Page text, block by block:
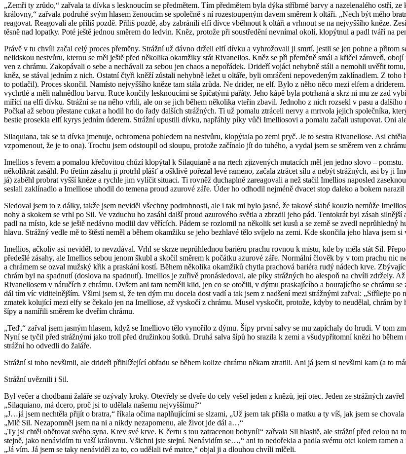
„Zemři ty zrůdo,“ zařvala ta dívka s lesknoucím se předmětem. Tím předmětem byla dýka stříbrné barvy a nazelenalého ostří,
královny,“ zařvala podruhé svým hlasem ženoucím se společně s ní rozestoupeným davem směrem k oltáři. „Nech být mého
reagovat. Reagovali ale příliš pozdě. Příliš pozdě, aby zabránili elfí dívce vběhnout k oltáři a vrhnout se na nejvyššího kněze.
těsně nad lopatky. Poté ještě jednou směrem do ledvin. Kněz, protože při soustředění nevnímal okolí, klopýtnul a padl tváří na
Právě v tu chvíli začal celý proces přeměny. Strážní už dávno drželi elfí dívku a vyhrožovali ji smrtí, jestli se jen pohne a přitom
nelidskou nestvůru, kterou se měl ještě před několika okamžiky stát Rivanellos. Kněz se při přeměně smál a křičel zároveň,
ven z chrámu. Zakopávali o sebe a nechávali za sebou jen chaos a nepořádek. Drideří vojáci nehybně stáli a nemohli uvěřit
kněz, se stával jedním z nich. Ostatní čtyři kněží zůstali nehybně ležet u oltáře, byli omráčeni nepovedeným zaklínadlem. Z
to potlačil). Proces skončil. Namísto nejvyššího kněze tam stála zrůda. Ne drider, ne elf. Bylo z něho něco mezi elfem a
vychrtlé a měli nahnědlou barvu. Ruce končily lesknoucími se špičatými pařáty. Jeho kápě byla potrhaná a skrz ni mu ze zad
mířící na elfí dívku. Strážní se na něho vrhli, ale on se jich během několika vteřin zbavil. Jednoho z nich rozsekl v pasu a
Počkal až sebou přestane cukat a hodil ho do řady dalších strážných. Ti už pomalu ztráceli nervy a mrtvola jejich společníka,
bestie prosekla elfí kyrys jedním úderem. Strážní upustili dívku, napřáhly píky vůči Imelliosovi a pomalu začali ustupovat. Oni
Silaquiana, tak se ta dívka jmenuje, ochromena pohledem na nestvůru, klopýtala po zemi pryč. Je to sestra Rivanellose. Asi
vzpomenout, že je to ona). Trochu jsem odstoupil od sloupu, protože začínalo jít do tuhého, a vydal jsem se směrem ven z
Imellios s řevem a pomalou křečovitou chůzí klopýtal k Silaquianě a na rtech zjizvených mutacích měl jen jedno slovo –
několikrát zasáhl. Po třetím zásahu ji protrhl plášť a ošklivě pořezal levé rameno, začala ztrácet sílu a nebýt strážných, asi by ji
já) zaběhl probrat vyšší kněze a rychle jim vylíčit situaci. Ti rovněž duchaplně zareagovali a než stačil Imellios naposled
seslali zaklínadlo a Imelliose uhodil do temena proud azurové záře. Úder ho odhodil nejméně dvacet stop daleko a bokem
Sledoval jsem to z dálky, takže jsem neviděl všechny podrobnosti, ale i tak mi bylo jasné, že takové slabé kouzlo nemůže
nohy a skokem se vrhl po Sil. Ve vzduchu ho zasáhl další proud azurového světla a zbrzdil jeho pád. Tentokrát byl zásah
padl na místo, kde se ještě nedávno modlil dav věřících. Pádem se rozlomil na několik set kusů a se země se zvedl
hlavu. Strážný vedle mě to štěstí neměl a během okamžiku se jeho bezhlavé tělo svíjelo na zemi. Kde skončila jeho hlava jsem
Imellios, ačkoliv asi neviděl, to nevzdával. Vrhl se skrze neprůhlednou bariéru prachu rovnou k místu, kde by měla stát Sil.
předešlé zásahy, ale Imellios sebou jenom škubl a skočil směrem k počátku azurové záře. Normální člověk by v tom prachu
a chrámem se ozval mužský křik a praskání kostí. Během několika okamžiků chytla prachová bariéra rudý nádech krve.
chrám byl na spadnutí (doslova na spadnutí). Imellios je zuřivě pronásledoval, ale píky strážných ho alespoň na chvíli zdržely.
Rivanellosem v náručích z chrámu. Ovšem ani tam neměli klid, jen co se otočili, v dýmu praskajícího a bourajícího se chrámu
dál tím víc viditelnějším. Všiml jsem si, že ten dým mu docela dost vadí a tak jsem z nadšení mezi strážnými zařval: „Střílejte
zmatek kolující mezi elfy se čekalo jen na Imelliose, až vyskočí z chrámu. Musel vyskočit, protože, kdyby to neudělal, chrám
šípy a namířili směrem ke dveřím chrámu.
„Teď,“ zařval jsem jasným hlasem, když se Imelliovo tělo vynořilo z dýmu. Šípy první salvy se mu zapíchaly do hrudi. V tom
Nyní se tyčil před strážnými jako troll před družinkou šotků. Druhá salva šípů ho srazila k zemi a všudypřítomní knězi ho
strážní ho odvedli do žaláře.
Strážní si toho nevšimli, ale drideři přihlížející obřadu se během kolize chrámu někam ztratili. Ani já jsem si nevšiml kam (a to
Strážní uvěznili i Sil.
Byl večer a chodbami žaláře se ozývaly kroky. Otevřely se dveře do cely vešel jeden z knězů, její otec. Jeden ze strážných
„Silaquiano, má dcero, proč jsi to udělala našemu nejvyššímu?“
„J…já jsem nechtěla přijít o bratra,“ říkala očima naplňujícími se slzami, „Už jsem tak přišla o matku a ty víš, jak jsem se
„Mlč Sil. Nezapomněl jsem na ni a nikdy nezapomenu, ale život jde dál a…“
„Ty jsi chtěl obětovat svého syna. Krev své krve. K čertu s tou zatracenou bohyní!“ zařvala Sil hlasitě, ale strážní před celou
stejně, jako nenávidím tu vaší královnu. Všichni jste stejní. Nenávidím se…,“ ani to nedořekla a padla svému otci kolem ramen a
„Já vím. Já jsem se taky nenáviděl za to, co udělali tvé matce,“ objal ji a dlouhou chvíli mlčeli.